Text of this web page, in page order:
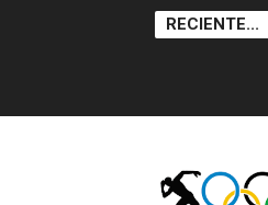
RECIENTE...